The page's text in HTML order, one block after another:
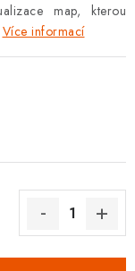
map, kterou
Více informací